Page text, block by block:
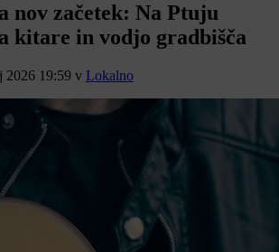
nov začetek: Na Ptuju
kitare in vodjo gradbišča
2026 19:59 v Lokalno